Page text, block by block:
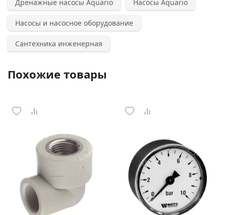
Дренажные насосы Aquario Насосы Aquario
Насосы и насосное оборудование
Сантехника инженерная
Похожие товары